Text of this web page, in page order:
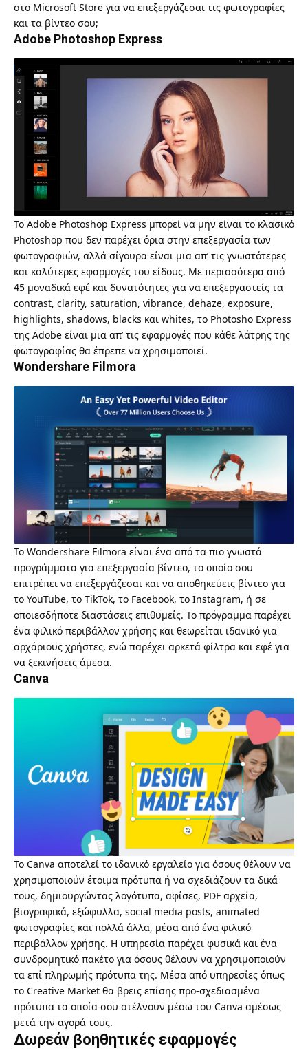
στο Microsoft Store για να επεξεργάζεσαι τις φωτογραφίες
και τα βίντεο σου;
Adobe Photoshop Express
Το Adobe Photoshop Express μπορεί να μην είναι το κλασικό
Photoshop που δεν παρέχει όρια στην επεξεργασία των
φωτογραφιών, αλλά σίγουρα είναι μια απ’ τις γνωστότερες
και καλύτερες εφαρμογές του είδους. Με περισσότερα από
45 μοναδικά εφέ και δυνατότητες για να επεξεργαστείς τα
contrast, clarity, saturation, vibrance, dehaze, exposure,
highlights, shadows, blacks και whites, το Photosho Express
της Adobe είναι μια απ’ τις εφαρμογές που κάθε λάτρης της
φωτογραφίας θα έπρεπε να χρησιμοποιεί.
Wondershare Filmora
Το Wondershare Filmora είναι ένα από τα πιο γνωστά
προγράμματα για επεξεργασία βίντεο, το οποίο σου
επιτρέπει να επεξεργάζεσαι και να αποθηκεύεις βίντεο για
το YouTube, το TikTok, το Facebook, το Instagram, ή σε
οποιεσδήποτε διαστάσεις επιθυμείς. Το πρόγραμμα παρέχει
ένα φιλικό περιβάλλον χρήσης και θεωρείται ιδανικό για
αρχάριους χρήστες, ενώ παρέχει αρκετά φίλτρα και εφέ για
να ξεκινήσεις άμεσα.
Canva
Το Canva αποτελεί το ιδανικό εργαλείο για όσους θέλουν να
χρησιμοποιούν έτοιμα πρότυπα ή να σχεδιάζουν τα δικά
τους, δημιουργώντας λογότυπα, αφίσες, PDF αρχεία,
βιογραφικά, εξώφυλλα, social media posts, animated
φωτογραφίες και πολλά άλλα, μέσα από ένα φιλικό
περιβάλλον χρήσης. Η υπηρεσία παρέχει φυσικά και ένα
συνδρομητικό πακέτο για όσους θέλουν να χρησιμοποιούν
τα επί πληρωμής πρότυπα της. Μέσα από υπηρεσίες όπως
το Creative Market θα βρεις επίσης προ-σχεδιασμένα
πρότυπα τα οποία σου στέλνουν μέσω του Canva αμέσως
μετά την αγορά τους.
Δωρεάν βοηθητικές εφαρμογές